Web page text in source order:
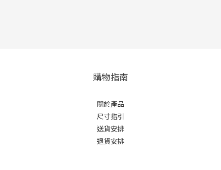
購物指南
關於產品
尺寸指引
送貨安排
退貨安排